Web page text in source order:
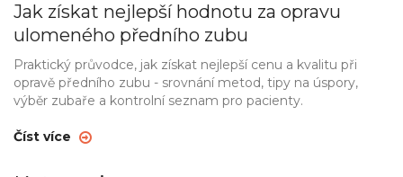
Jak získat nejlepší hodnotu za opravu
ulomeného předního zubu
Praktický průvodce, jak získat nejlepší cenu a kvalitu při
opravě předního zubu - srovnání metod, tipy na úspory,
výběr zubaře a kontrolní seznam pro pacienty.
Číst více